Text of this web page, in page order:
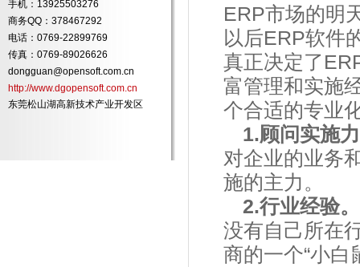
手机：13925503276
商务QQ：378467292
电话：0769-22899769
传真：0769-89026626
dongguan@opensoft.com.cn
http://www.dgopensoft.com.cn
东莞松山湖高新技术产业开发区
ERP市场的明
以后ERP软件
真正决定了
富管理和实施
个合适的专业
1.顾问实施
对企业的业务
施的主力。
2.行业经验。
没有自己所在
商的一个“小白